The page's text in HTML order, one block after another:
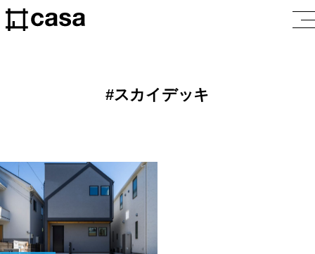
スカイデッキ